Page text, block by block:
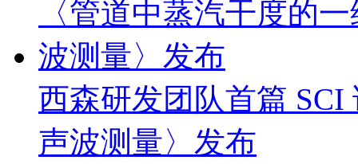
西森研发团队首篇
声波测量〉发布